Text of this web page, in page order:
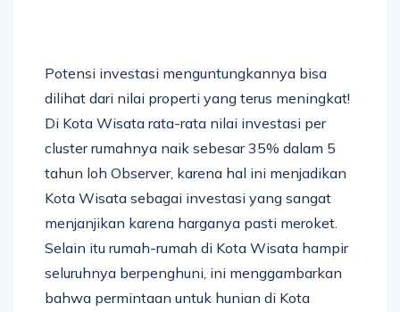
Potensi investasi menguntungkannya bisa
dilihat dari nilai properti yang terus meningkat!
Di Kota Wisata rata-rata nilai investasi per
cluster rumahnya naik sebesar 35% dalam 5
tahun loh Observer, karena hal ini menjadikan
Kota Wisata sebagai investasi yang sangat
menjanjikan karena harganya pasti meroket.
Selain itu rumah-rumah di Kota Wisata hampir
seluruhnya berpenghuni, ini menggambarkan
bahwa permintaan untuk hunian di Kota